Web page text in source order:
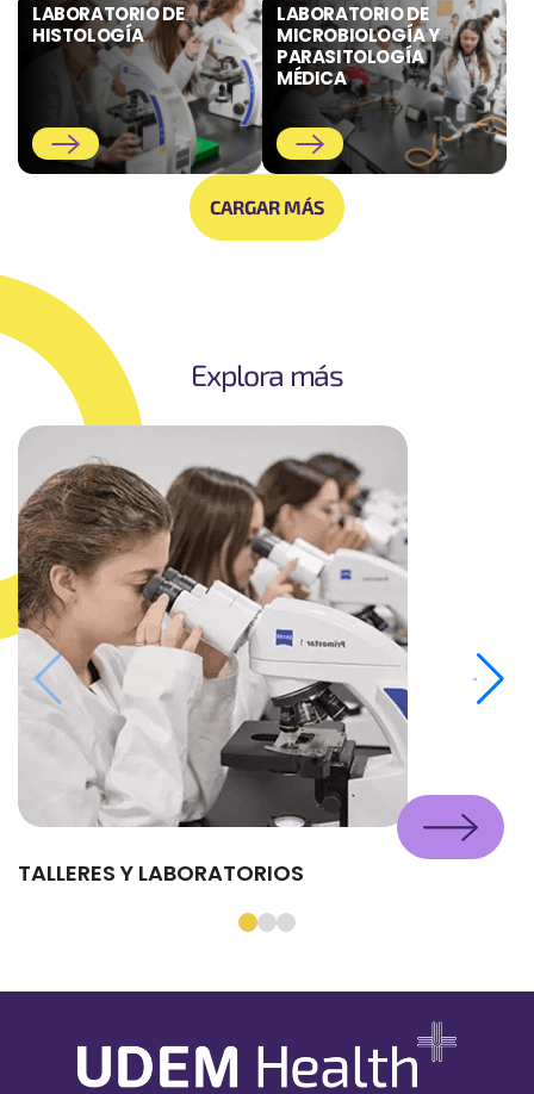
LABORATORIO DE
HISTOLOGÍA
LABORATORIO DE
MICROBIOLOGÍA Y
PARASITOLOGÍA
MÉDICA
CARGAR MÁS
Explora más
TALLERES Y LABORATORIOS